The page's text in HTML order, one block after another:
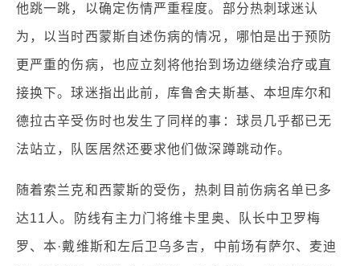
他跳一跳，以确定伤情严重程度。部分热刺球迷认
为，以当时西蒙斯自述伤病的情况，哪怕是出于预防
更严重的伤病，也应立刻将他抬到场边继续治疗或直
接换下。球迷指出此前，库鲁舍夫斯基、本坦库尔和
德拉古辛受伤时也发生了同样的事：球员几乎都已无
法站立，队医居然还要求他们做深蹲跳动作。
随着索兰克和西蒙斯的受伤，热刺目前伤病名单已多
达11人。防线有主力门将维卡里奥、队长中卫罗梅
罗、本·戴维斯和左后卫乌多吉，中前场有萨尔、麦迪